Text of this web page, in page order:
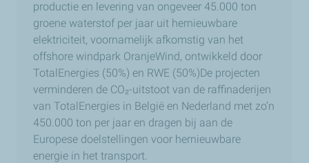
productie en levering van ongeveer 45.000 ton
groene waterstof per jaar uit hernieuwbare
elektriciteit, voornamelijk afkomstig van het
offshore windpark OranjeWind, ontwikkeld door
TotalEnergies (50%) en RWE (50%)De projecten
verminderen de CO₂-uitstoot van de raffinaderijen
van TotalEnergies in België en Nederland met zo’n
450.000 ton per jaar en dragen bij aan de
Europese doelstellingen voor hernieuwbare
energie in het transport.